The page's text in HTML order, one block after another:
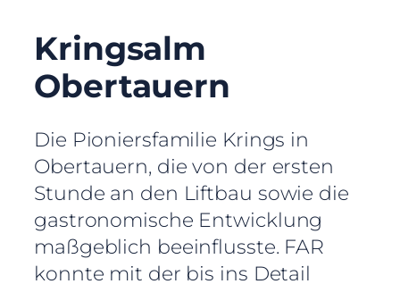
Kringsalm
Obertauern
Die Pioniersfamilie Krings in
Obertauern, die von der ersten
Stunde an den Liftbau sowie die
gastronomische Entwicklung
maßgeblich beeinflusste. FAR
konnte mit der bis ins Detail